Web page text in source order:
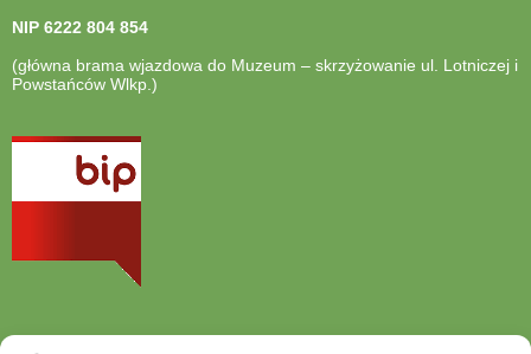
NIP 6222 804 854
(główna brama wjazdowa do Muzeum – skrzyżowanie ul. Lotniczej i
Powstańców Wlkp.)
otwiera
nowej